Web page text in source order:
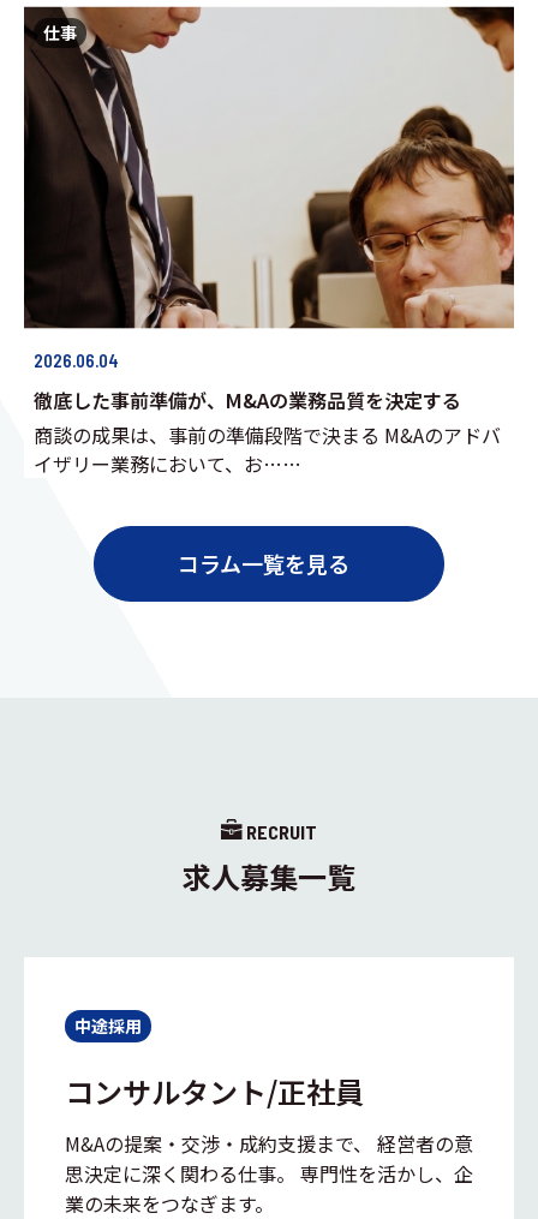
2026.06.04
徹底した事前準備が、M&Aの業務品質を決定する
商談の成果は、事前の準備段階で決まる M&Aのアドバ
イザリー業務において、お……
仕事
コラム一覧を見る
RECRUIT
求人募集一覧
中途採用
コンサルタント/正社員
M&Aの提案・交渉・成約支援まで、 経営者の意
思決定に深く関わる仕事。 専門性を活かし、企
業の未来をつなぎます。